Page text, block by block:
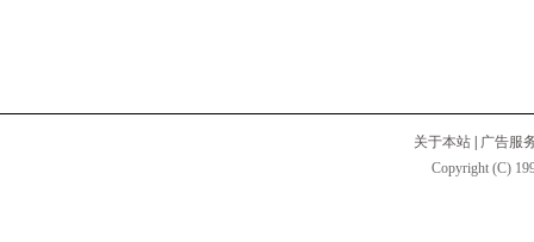
关于本站
广告服
Copyright (C)